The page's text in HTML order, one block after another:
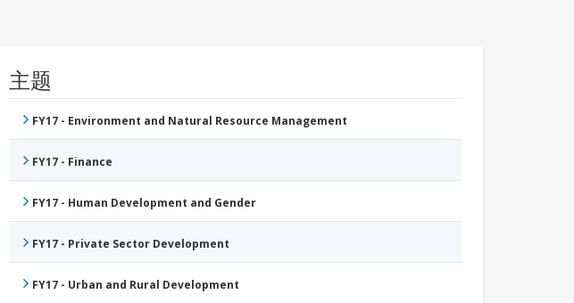
主题
FY17 - Environment and Natural Resource Management
FY17 - Finance
FY17 - Human Development and Gender
FY17 - Private Sector Development
FY17 - Urban and Rural Development